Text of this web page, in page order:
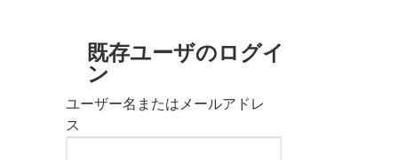
既存ユーザのログイ
ン
ユーザー名またはメールアドレ
ス